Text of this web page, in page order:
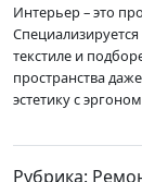
Интерьер – это
текстиле и
пространства
эстетику с
Рубрика: